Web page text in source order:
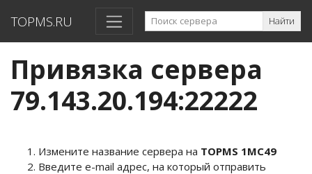
TOPMS.RU Найти
Привязка сервера
79.143.20.194:22222
Измените название сервера на TOPMS 1MC49
Введите e-mail адрес, на который отправить